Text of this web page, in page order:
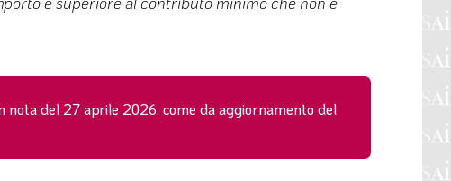
nota del 27 aprile 2026, come da aggiornamento del